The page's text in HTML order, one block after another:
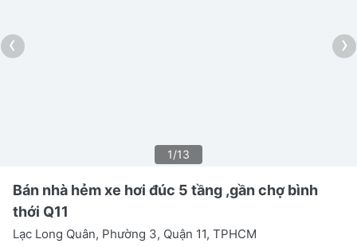
‹ ›
1/13
Bán nhà hẻm xe hơi đúc 5 tầng ,gần chợ bình
thới Q11
Lạc Long Quân, Phường 3, Quận 11, TPHCM